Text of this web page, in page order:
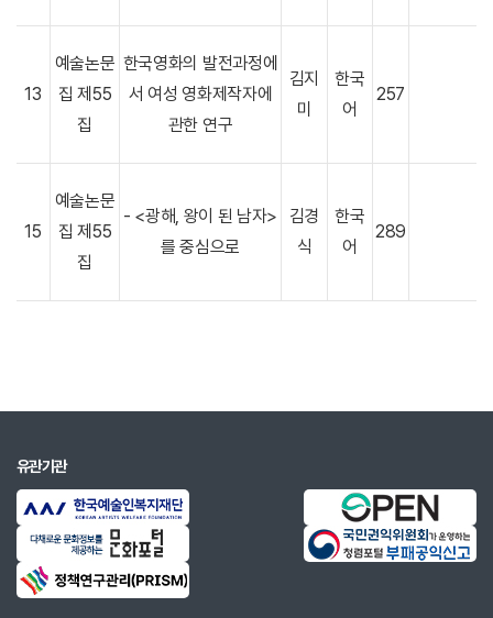
13
예술논문
집 제55
집
한국영화의 발전과정에
서 여성 영화제작자에
관한 연구
김지
미
한국
어
257
15
예술논문
집 제55
집
- <광해, 왕이 된 남자>
를 중심으로
김경
식
한국
어
289
유관기관